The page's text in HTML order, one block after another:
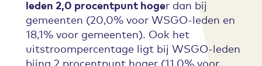
leden 2,0 procentpunt hoger dan bij
gemeenten (20,0% voor WSGO-leden en
18,1% voor gemeenten). Ook het
uitstroompercentage ligt bij WSGO-leden
bijna 2 procentpunt hoger (11,0% voor